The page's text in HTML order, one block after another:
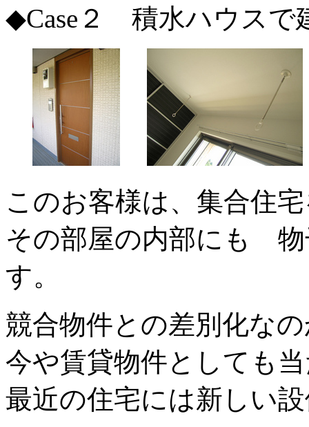
◆Case２ 積水ハウスで
このお客様は、集合住
その部屋の内部にも
す。
競合物件との差別化な
今や賃貸物件としても
最近の住宅には新しい